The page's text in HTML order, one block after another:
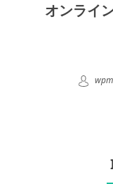
オンライ